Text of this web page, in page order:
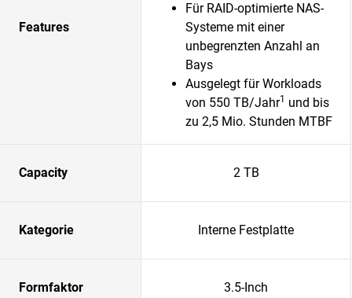
Features
Für RAID-optimierte NAS-
Systeme mit einer
unbegrenzten Anzahl an
Bays
Ausgelegt für Workloads
von 550 TB/Jahr1 und bis
zu 2,5 Mio. Stunden MTBF
Capacity 2 TB
Kategorie Interne Festplatte
Formfaktor 3.5-Inch